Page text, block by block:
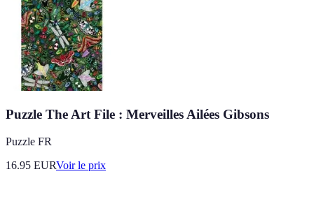
Puzzle The Art File : Merveilles Ailées Gibsons
Puzzle FR
16.95 EURVoir le prix